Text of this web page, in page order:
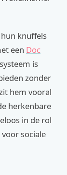
knuffels
een Doc
is
zonder
hem vooral
herkenbare
in de rol
sociale